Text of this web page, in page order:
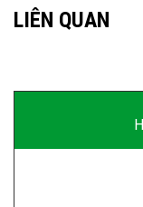
LIÊN QUAN